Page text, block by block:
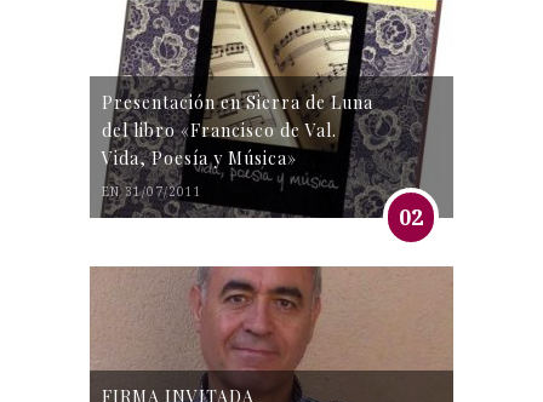
Presentación en Sierra de Luna
del libro «Francisco de Val.
Vida, Poesía y Música»
EN 31/07/2011
02
FIRMA INVITADA